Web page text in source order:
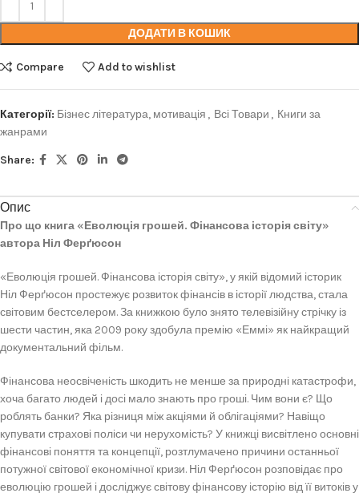
ДОДАТИ В КОШИК
Compare Add to wishlist
Категорії: Бізнес література, мотивація , Всі Товари , Книги за
жанрами
Share:
Опис
Про що книга «Еволюція грошей. Фінансова історія світу»
автора Ніл Ферґюсон
«Еволюція грошей. Фінансова історія світу», у якій відомий історик
Ніл Ферґюсон простежує розвиток фінансів в історії людства, стала
світовим бестселером. За книжкою було знято телевізійну стрічку із
шести частин, яка 2009 року здобула премію «Еммі» як найкращий
документальний фільм.
Фінансова неосвіченість шкодить не менше за природні катастрофи,
хоча багато людей і досі мало знають про гроші. Чим вони є? Що
роблять банки? Яка різниця між акціями й облігаціями? Навіщо
купувати страхові поліси чи нерухомість? У книжці висвітлено основні
фінансові поняття та концепції, розтлумачено причини останньої
потужної світової економічної кризи. Ніл Ферґюсон розповідає про
еволюцію грошей і досліджує світову фінансову історію від її витоків у